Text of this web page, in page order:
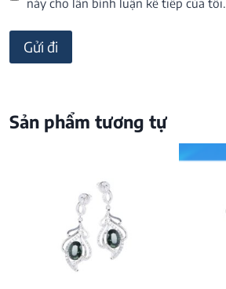
Sản phẩm tương tự